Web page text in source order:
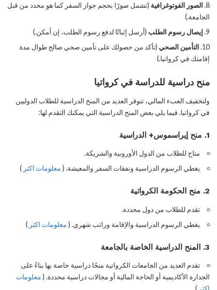
الصور الفوتوغرافية (تشمل صورًا بحجم جواز السفر كما هو محدد من قبل
الجامعة.)
إيصال رسوم الطلب (أرسل إثباتًا لدفع رسوم الطلب، إن أمكن.)
التأمين الصحي (تأكد من حصولك على تأمين صحي صالح طوال مدة
إقامتك في كرواتيا.)
منح دراسية للدراسة في كرواتيا
ولتخفيف العبء المالي، تتوفر العديد من المنح الدراسية للطلاب الدوليين
في كرواتيا. فيما يلي بعض المنح الدراسية التي يمكنك التقدم لها:
1. منح إيراسموس+ الدراسية
متاح للطلاب من الدول الأوروبية والشريكة.
يغطي الرسوم الدراسية ونفقات السفر والمعيشة. ( معلومات اكثر )
2. منح الحكومة الكرواتية
تقدم للطلاب من دول محددة.
يغطي الرسوم الدراسية والإقامة وراتب شهري. ( معلومات اكثر )
3. المنح الدراسية الخاصة بالجامعة
تقدم العديد من الجامعات الكرواتية منحًا دراسية خاصة بها بناءً على
الجدارة الأكاديمية أو الحاجة المالية أو مجالات دراسية محددة. ( معلومات